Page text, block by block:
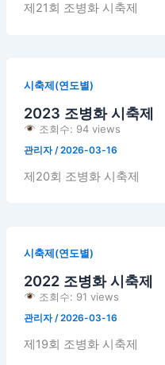
제21회 조병화 시축제
시축제(연도별)
2023 조병화 시축제
조회수: 94 views
관리자 /2026-03-16
제20회 조병화 시축제
시축제(연도별)
2022 조병화 시축제
조회수: 91 views
관리자/2026-03-16
제19회 조병화 시축제